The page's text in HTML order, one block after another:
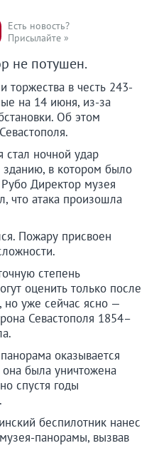
Есть новость?
Присылайте »
не потушен.
торжества в честь 243-
на 14 июня, из-за
Об этом
ночной удар
зданию, в котором было
Директор музея
что атака произошла
Пожару присвоен
степень
оценить только после
но уже сейчас ясно —
Севастополя 1854–
оказывается
была уничтожена
спустя годы
беспилотник нанес
панорамы, вызвав